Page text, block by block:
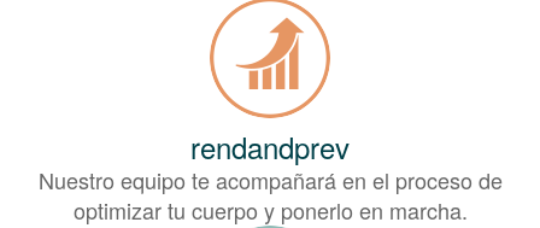
rendandprev
Nuestro equipo te acompañará en el proceso de
optimizar tu cuerpo y ponerlo en marcha.